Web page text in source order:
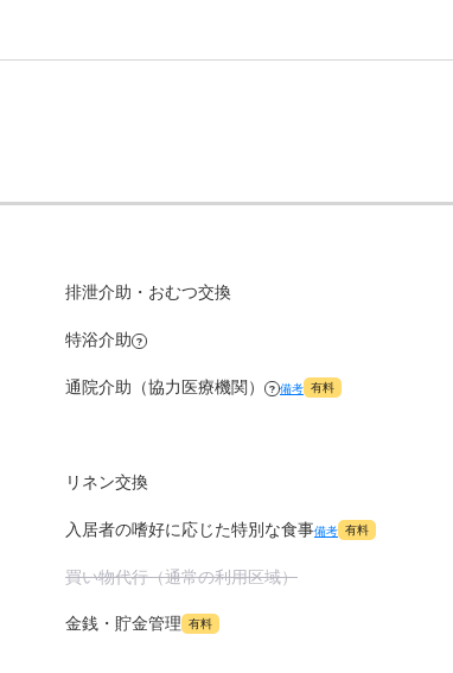
排泄介助・おむつ交換
特浴介助 ?
通院介助（協力医療機関） ? 備考 有料
リネン交換
入居者の嗜好に応じた特別な食事備考 有料
買い物代行（通常の利用区域）
金銭・貯金管理 有料